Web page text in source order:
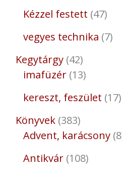
Kézzel festett 47
vegyes technika 7
Kegytárgy 42
imafüzér 13
kereszt, feszület 17
Könyvek 383
Advent, karácsony 8
Antikvár 108